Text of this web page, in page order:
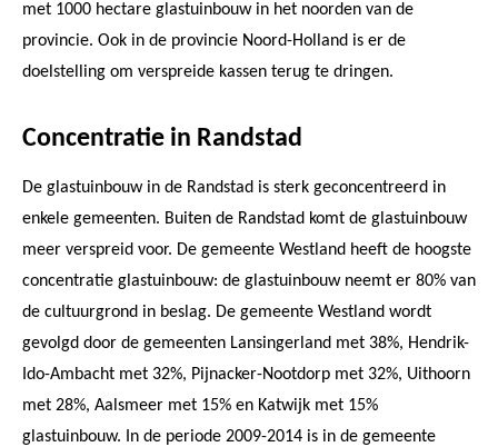
met 1000 hectare glastuinbouw in het noorden van de
provincie. Ook in de provincie Noord-Holland is er de
doelstelling om verspreide kassen terug te dringen.
Concentratie in Randstad
De glastuinbouw in de Randstad is sterk geconcentreerd in
enkele gemeenten. Buiten de Randstad komt de glastuinbouw
meer verspreid voor. De gemeente Westland heeft de hoogste
concentratie glastuinbouw: de glastuinbouw neemt er 80% van
de cultuurgrond in beslag. De gemeente Westland wordt
gevolgd door de gemeenten Lansingerland met 38%, Hendrik-
Ido-Ambacht met 32%, Pijnacker-Nootdorp met 32%, Uithoorn
met 28%, Aalsmeer met 15% en Katwijk met 15%
glastuinbouw. In de periode 2009-2014 is in de gemeente